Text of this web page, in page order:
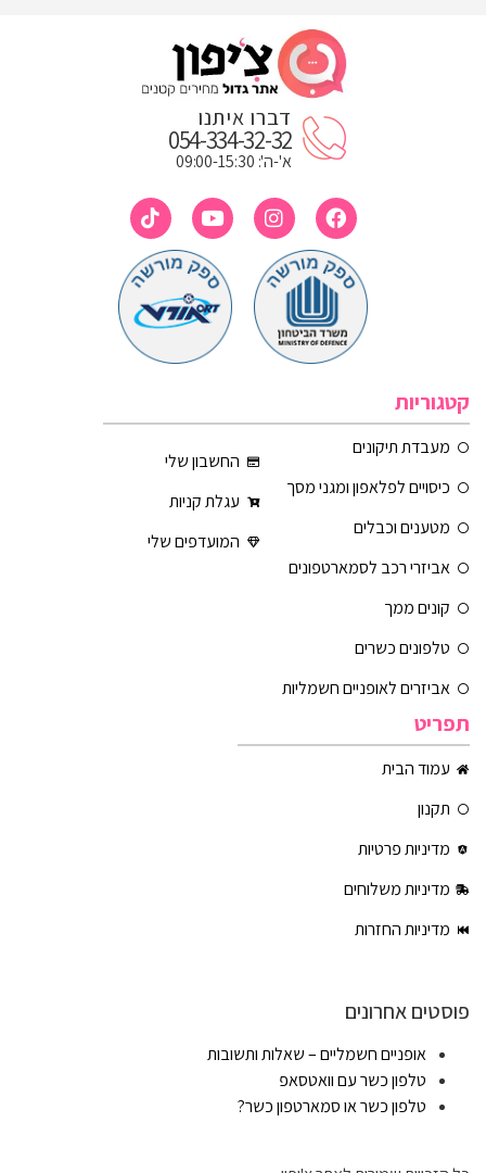
דברו איתנו
054-334-32-32
א'-ה': 09:00-15:30
קטגוריות
מעבדת תיקונים
כיסויים לפלאפון ומגני מסך
מטענים וכבלים
אביזרי רכב לסמארטפונים
קונים ממך
טלפונים כשרים
אביזרים לאופניים חשמליות
החשבון שלי
עגלת קניות
המועדפים שלי
תפריט
עמוד הבית
תקנון
מדיניות פרטיות
מדיניות משלוחים
מדיניות החזרות
פוסטים אחרונים
אופניים חשמליים – שאלות ותשובות
טלפון כשר עם וואטסאפ
טלפון כשר או סמארטפון כשר?